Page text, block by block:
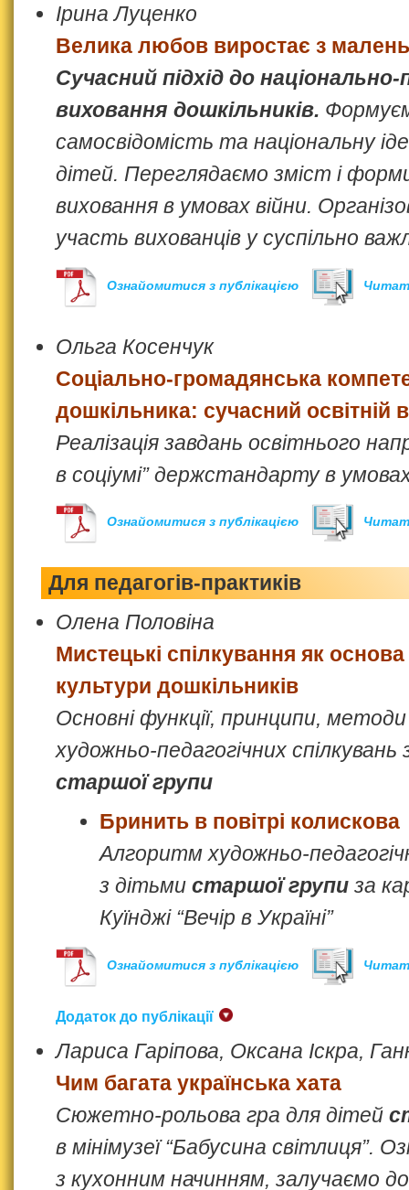
Ірина Луценко
Велика любов виростає з
Сучасний підхід до
виховання дошкільників.
самосвідомість та національну
дітей. Переглядаємо зміст і
виховання в умовах війни.
участь вихованців у суспільно
Ознайомитися з публікацією
Ольга Косенчук
Соціально-громадянська
дошкільника: сучасний освітній
Реалізація завдань освітнього
в соціумі” держстандарту в
Ознайомитися з публікацією
Для педагогів-практиків
Олена Половіна
Мистецькі спілкування як
культури дошкільників
Основні функції, принципи,
художньо-педагогічних спілкувань
старшої групи
Бринить в повітрі колискова
Алгоритм художньо-
з дітьми старшої групи за
Куїнджі “Вечір в Україні”
Ознайомитися з публікацією
Додаток до публікації
Лариса Гаріпова, Оксана Іскра,
Чим багата українська хата
Сюжетно-рольова гра для дітей
в мінімузеї “Бабусина світлиця”.
з кухонним начинням, залучаємо